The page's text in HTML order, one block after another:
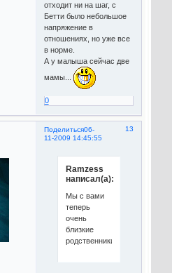
отходит ни на шаг, с
Бетти было небольшое
напряжение в
отношениях, но уже все
в норме.
А у малыша сейчас две
мамы...
0
Поделиться 13
06-
11-2009 14:45:55
Ramzess
написал(а):
Мы с вами
теперь
очень
близкие
родственники...